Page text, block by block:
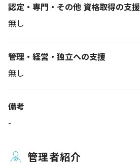
認定・専門・その他 資格取得の支援
無し
管理・経営・独立への支援
無し
備考
-
管理者紹介